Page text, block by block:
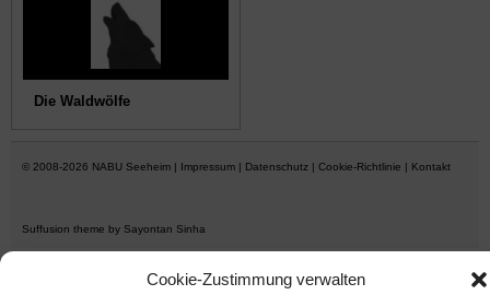
Cookie-Zustimmung verwalten
Die Waldwölfe
© 2008-2026 NABU Seeheim | Impressum | Datenschutz | Cookie-Richtlinie | Kontakt
Suffusion theme by Sayontan Sinha